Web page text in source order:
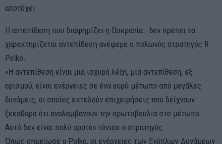
αποτύχει
Η αντεπίθεση που διαφημίζει η Ουκρανία… δεν πρέπει να
χαρακτηρίζεται αντεπίθεση ανέφερε ο πολωνός στρατηγός R.
Polko.
«Η αντεπίθεση είναι μια ισχυρή λέξη, μια αντεπίθεση, εξ
ορισμού, είναι ενέργειες σε ένα ευρύ μέτωπο από μεγάλες
δυνάμεις, οι οποίες εκτελούν επιχειρήσεις που δείχνουν
ξεκάθαρα ότι αναλαμβάνουν την πρωτοβουλία στο μέτωπο.
Αυτό δεν είναι πολύ ορατό» τόνισε ο στρατηγός.
Όπως σημείωσε ο Polko, οι ενέργειες των Ενόπλων Δυνάμεων